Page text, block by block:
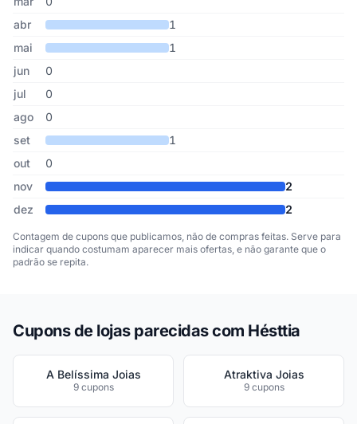
abr
1
mai
1
jun
0
jul
0
ago
0
set
1
out
0
nov
2
dez
2
Contagem de cupons que publicamos, não de compras feitas. Serve para
indicar quando costumam aparecer mais ofertas, e não garante que o
padrão se repita.
Cupons de lojas parecidas com Hésttia
A Belíssima Joias
9 cupons
Atraktiva Joias
9 cupons